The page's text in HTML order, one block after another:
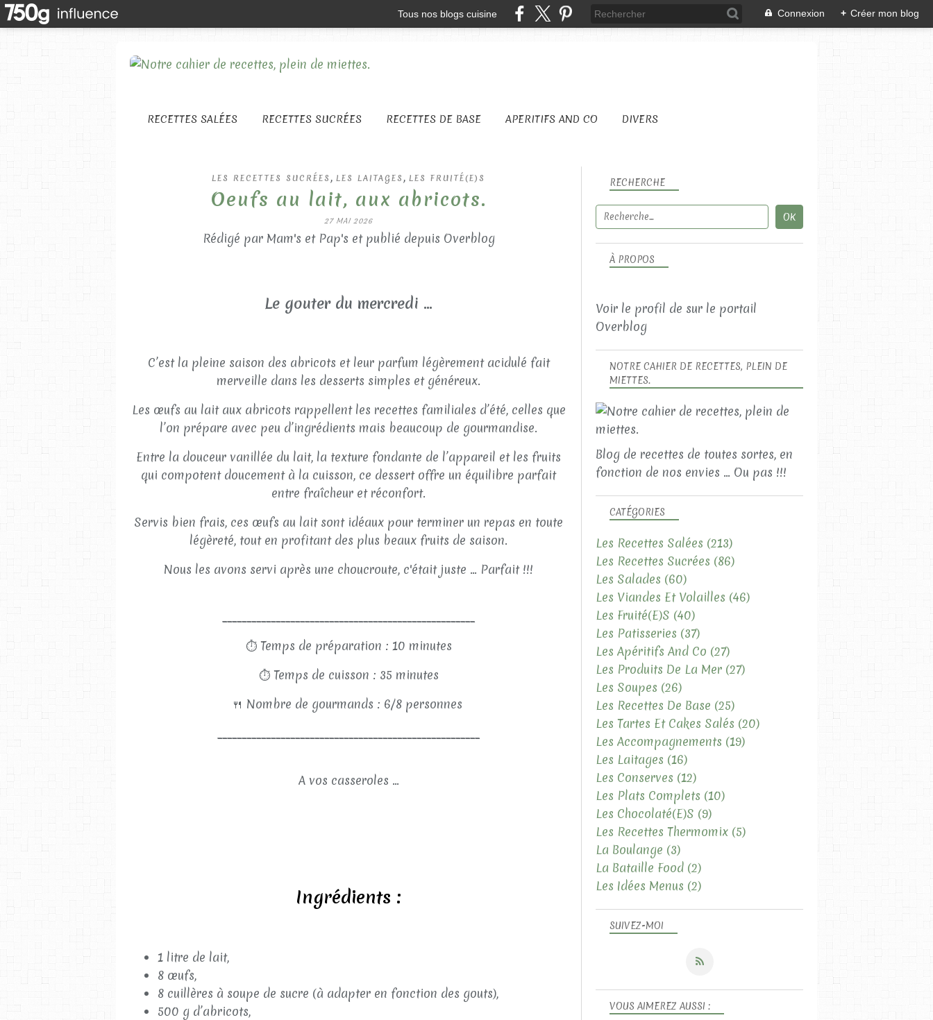
Tous nos blogs cuisine Connexion + Créer mon blog
RECETTES SALÉES RECETTES SUCRÉES RECETTES DE BASE APERITIFS AND CO DIVERS
LES RECETTES SUCRÉES , LES LAITAGES , LES FRUITÉ(E)S
Oeufs au lait, aux abricots.
27 MAI 2026
Rédigé par Mam's et Pap's et publié depuis Overblog
Le gouter du mercredi ...
C’est la pleine saison des abricots et leur parfum légèrement acidulé fait
merveille dans les desserts simples et généreux.
Les œufs au lait aux abricots rappellent les recettes familiales d’été, celles que
l’on prépare avec peu d’ingrédients mais beaucoup de gourmandise.
Entre la douceur vanillée du lait, la texture fondante de l’appareil et les fruits
qui compotent doucement à la cuisson, ce dessert offre un équilibre parfait
entre fraîcheur et réconfort.
Servis bien frais, ces œufs au lait sont idéaux pour terminer un repas en toute
légèreté, tout en profitant des plus beaux fruits de saison.
Nous les avons servi après une choucroute, c'était juste ... Parfait !!!
⏱ Temps de préparation : 10 minutes
⏱ Temps de cuisson : 35 minutes
🍴 Nombre de gourmands : 6/8 personnes
A vos casseroles ...
Ingrédients :
1 litre de lait,
8 œufs,
8 cuillères à soupe de sucre (à adapter en fonction des gouts),
500 g d’abricots,
SUIVEZ-MOI
RECHERCHE
NOTRE CAHIER DE RECETTES, PLEIN DE
MIETTES.
Blog de recettes de toutes sortes, en
fonction de nos envies ... Ou pas !!!
À PROPOS
Voir le profil de sur le portail
Overblog
VOUS AIMEREZ AUSSI :
CATÉGORIES
Les Recettes Salées (213)
Les Recettes Sucrées (86)
Les Salades (60)
Les Viandes Et Volailles (46)
Les Fruité(e)s (40)
Les Patisseries (37)
Les Apéritifs And Co (27)
Les Produits De La Mer (27)
Les Soupes (26)
Les Recettes De Base (25)
Les Tartes Et Cakes Salés (20)
Les Accompagnements (19)
Les Laitages (16)
Les Conserves (12)
Les Plats Complets (10)
Les Chocolaté(e)s (9)
Les Recettes Thermomix (5)
La Boulange (3)
La Bataille Food (2)
Les Idées Menus (2)